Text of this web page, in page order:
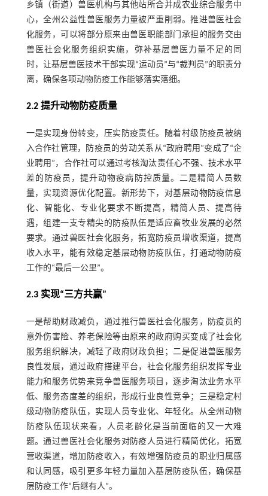
乡镇（街道）兽医机构与其他站所合并成农业综合服务中
心，全州公益性兽医服务力量被严重削弱。推进兽医社会
化服务，可以将部分原来由兽医职能部门承担的服务交由
兽医社会化服务组织实施，弥补基层兽医力量不足的同
时，让基层兽医技术干部实现“运动员”与“裁判员”的职责分
离，确保各项动物防疫工作能够落实落细。
2.2 提升动物防疫质量
一是实现身份转变，压实防疫责任。随着村级防疫员被纳
入合作社管理，防疫员的劳动关系从“政府聘用”变成了“企
业聘用”，合作社可以通过考核淘汰责任心不强、技术水平
差的防疫员，提升动物疫病防控质量。二是精简人员数
量，实现资源优化配置。新形势下，对基层动物防疫信息
化、智能化、专业化要求不断提高，精简人员、提高待
遇，组建一支专精尖的防疫队伍是适应畜牧业发展的必然
要求。通过兽医社会化服务，拓宽防疫员增收渠道，提高
收入水平，能有效稳定基层动物防疫队伍，打通动物防疫
工作的“最后一公里”。
2.3 实现“三方共赢”
一是帮助财政减负，通过推行兽医社会化服务，防疫员的
意外伤害险、养老保险等由原来的政府购买变成了社会化
服务组织解决，减轻了政府财政负担；二是促进兽医服务
良性发展，通过政府搭建平台，社会化服务组织发挥专业
能力和服务优势来竞争兽医服务项目，逐步淘汰业务水平
低、服务态度差的组织，形成行业良性竞争；三是稳定村
级动物防疫队伍，实现人员专业化、年轻化。从全州动物
防疫队伍现状来看，人员老龄化是当前面临的又一大难
题。通过兽医社会化服务对防疫人员进行精简优化，拓宽
营收渠道，增加防疫收入，有效增强防疫员的职业归属感
和认同感，吸引更多年轻力量加入基层防疫队伍，确保基
层防疫工作“后继有人”。